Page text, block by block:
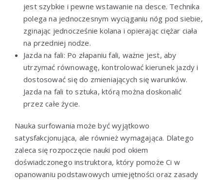
jest szybkie i pewne wstawanie na desce. Technika
polega na jednoczesnym wyciąganiu nóg pod siebie,
zginając jednocześnie kolana i opierając ciężar ciała
na przedniej nodze.
Jazda na fali: Po złapaniu fali, ważne jest, aby
utrzymać równowagę, kontrolować kierunek jazdy i
dostosować się do zmieniających się warunków.
Jazda na fali to sztuka, którą można doskonalić
przez całe życie.
Nauka surfowania może być wyjątkowo
satysfakcjonująca, ale również wymagająca. Dlatego
zaleca się rozpoczęcie nauki pod okiem
doświadczonego instruktora, który pomoże Ci w
opanowaniu podstawowych umiejętności oraz zasady